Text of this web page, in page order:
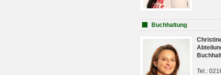
Buchhaltung
Tel.: